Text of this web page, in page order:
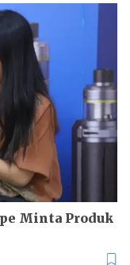
Minta Produk